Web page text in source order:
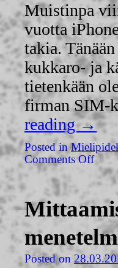
Muistinpa
vuotta
takia.
kukkaro- ja
tietenkään
firman SIM-
reading→
Posted in
Comments Off
Posted on